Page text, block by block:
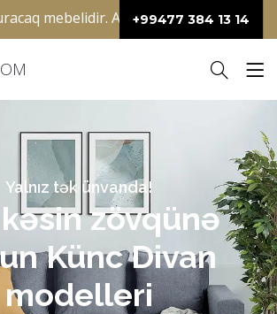
şəkilli dizayna malikdir və eyni
+99477 384 13 14
Yalnız tək ünvanda!
zövqünə
Künc Divan
modelleri